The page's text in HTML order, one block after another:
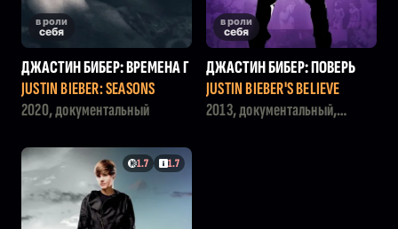
в роли
себя
ДЖАСТИН БИБЕР: ВРЕМЕНА Г
ОДА
JUSTIN BIEBER: SEASONS
2020, документальный
в роли
себя
ДЖАСТИН БИБЕР: ПОВЕРЬ
JUSTIN BIEBER'S BELIEVE
2013, документальный,
1.7 1.7